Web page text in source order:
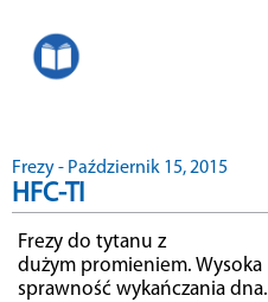
Frezy - Październik 15, 2015
HFC-TI
Frezy do tytanu z
dużym promieniem. Wysoka
sprawność wykańczania dna.